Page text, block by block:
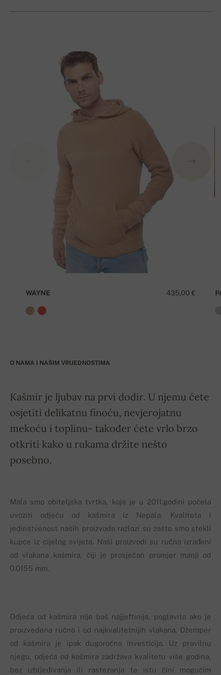
435,00 €
WAYNE
O NAMA I NAŠIM VRIJEDNOSTIMA
Kašmir je ljubav na prvi dodir. U njemu ćete
osjetiti delikatnu finoću, nevjerojatnu
mekoću i toplinu- također ćete vrlo brzo
otkriti kako u rukama držite nešto
posebno.
Mala smo obiteljska tvrtka, koja je u 2011.godini počela
uvoziti odjeću od kašmira iz Nepala. Kvaliteta i
jedinstvenost naših proizvoda razlozi su zašto smo stekli
kupce iz cijelog svijeta. Naši proizvodi su ručno izrađeni
od vlakana kašmira, čiji je prosječan promjer manji od
0.0155 mm.
Odjeća od kašmira nije baš najjeftinija, poglavito ako je
proizvedena ručno i od najkvalitetnijih vlakana. Džemper
od kašmira je ipak dugoročna investicija. Uz pravilnu
njegu, odjeća od kašmira zadržava kvalitetu više godina,
bez izbljeđivanja ili rastezanja te istu čini mogućim